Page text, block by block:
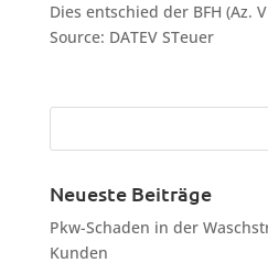
Dies entschied der BFH (Az.
Source: DATEV STeuer
Neueste Beiträge
Pkw-Schaden in der
Kunden